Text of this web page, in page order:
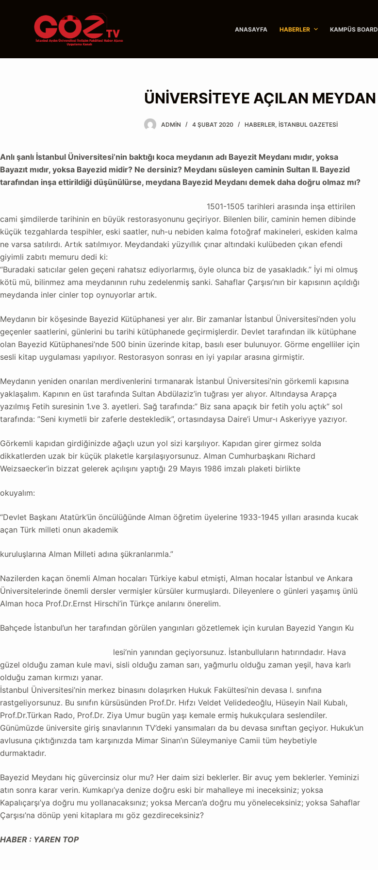
t
ANASAYFA HABERLER KAMPÜS BOARD
ÜNİVERSİTEYE AÇILAN MEYDAN
ADMIN 4 ŞUBAT 2020 HABERLER, İSTANBUL GAZETESI
Anlı şanlı İstanbul Üniversitesi’nin baktığı koca meydanın adı Bayezit Meydanı mıdır, yoksa
Bayazıt mıdır, yoksa Bayezid midir? Ne dersiniz? Meydanı süsleyen caminin Sultan II. Bayezid
tarafından inşa ettirildiği düşünülürse, meydana Bayezid Meydanı demek daha doğru olmaz mı?
1501-1505 tarihleri arasında inşa ettirilen
cami şimdilerde tarihinin en büyük restorasyonunu geçiriyor. Bilenlen bilir, caminin hemen dibinde
küçük tezgahlarda tespihler, eski saatler, nuh-u nebiden kalma fotoğraf makineleri, eskiden kalma
ne varsa satılırdı. Artık satılmıyor. Meydandaki yüzyıllık çınar altındaki kulübeden çıkan efendi
giyimli zabıtı memuru dedi ki:
“Buradaki satıcılar gelen geçeni rahatsız ediyorlarmış, öyle olunca biz de yasakladık.” İyi mi olmuş
kötü mü, bilinmez ama meydanının ruhu zedelenmiş sanki. Sahaflar Çarşısı’nın bir kapısının açıldığı
meydanda inler cinler top oynuyorlar artık.
Meydanın bir köşesinde Bayezid Kütüphanesi yer alır. Bir zamanlar İstanbul Üniversitesi’nden yolu
geçenler saatlerini, günlerini bu tarihi kütüphanede geçirmişlerdir. Devlet tarafından ilk kütüphane
olan Bayezid Kütüphanesi’nde 500 binin üzerinde kitap, basılı eser bulunuyor. Görme engelliler için
sesli kitap uygulaması yapılıyor. Restorasyon sonrası en iyi yapılar arasına girmiştir.
Meydanın yeniden onarılan merdivenlerini tırmanarak İstanbul Üniversitesi’nin görkemli kapısına
yaklaşalım. Kapının en üst tarafında Sultan Abdülaziz’in tuğrası yer alıyor. Altındaysa Arapça
yazılmış Fetih suresinin 1.ve 3. ayetleri. Sağ tarafında:” Biz sana apaçık bir fetih yolu açtık” sol
tarafında: ”Seni kıymetli bir zaferle destekledik”, ortasındaysa Daire’i Umur-ı Askeriyye yazıyor.
Görkemli kapıdan girdiğinizde ağaçlı uzun yol sizi karşılıyor. Kapıdan girer girmez solda
dikkatlerden uzak bir küçük plaketle karşılaşıyorsunuz. Alman Cumhurbaşkanı Richard
Weizsaecker’in bizzat gelerek açılışını yaptığı 29 Mayıs 1986 imzalı plaketi birlikte
okuyalım:
“Devlet Başkanı Atatürk’ün öncülüğünde Alman öğretim üyelerine 1933-1945 yılları arasında kucak
açan Türk milleti onun akademik
kuruluşlarına Alman Milleti adına şükranlarımla.”
Nazilerden kaçan önemli Alman hocaları Türkiye kabul etmişti, Alman hocalar İstanbul ve Ankara
Üniversitelerinde önemli dersler vermişler kürsüler kurmuşlardı. Dileyenlere o günleri yaşamış ünlü
Alman hoca Prof.Dr.Ernst Hirschi’in Türkçe anılarını önerelim.
Bahçede İstanbul’un her tarafından görülen yangınları gözetlemek için kurulan Bayezid Yangın Ku
lesi’nin yanından geçiyorsunuz. İstanbulluların hatırındadır. Hava
güzel olduğu zaman kule mavi, sisli olduğu zaman sarı, yağmurlu olduğu zaman yeşil, hava karlı
olduğu zaman kırmızı yanar.
İstanbul Üniversitesi’nin merkez binasını dolaşırken Hukuk Fakültesi’nin devasa l. sınıfına
rastgeliyorsunuz. Bu sınıfın kürsüsünden Prof.Dr. Hıfzı Veldet Velidedeoğlu, Hüseyin Nail Kubalı,
Prof.Dr.Türkan Rado, Prof.Dr. Ziya Umur bugün yaşı kemale ermiş hukukçulara seslendiler.
Günümüzde üniversite giriş sınavlarının TV’deki yansımaları da bu devasa sınıftan geçiyor. Hukuk’un
avlusuna çıktığınızda tam karşınızda Mimar Sinan’ın Süleymaniye Camii tüm heybetiyle
durmaktadır.
Bayezid Meydanı hiç güvercinsiz olur mu? Her daim sizi beklerler. Bir avuç yem beklerler. Yeminizi
atın sonra karar verin. Kumkapı’ya denize doğru eski bir mahalleye mi ineceksiniz; yoksa
Kapalıçarşı’ya doğru mu yollanacaksınız; yoksa Mercan’a doğru mu yöneleceksiniz; yoksa Sahaflar
Çarşısı’na dönüp yeni kitaplara mı göz gezdireceksiniz?
HABER : YAREN TOP